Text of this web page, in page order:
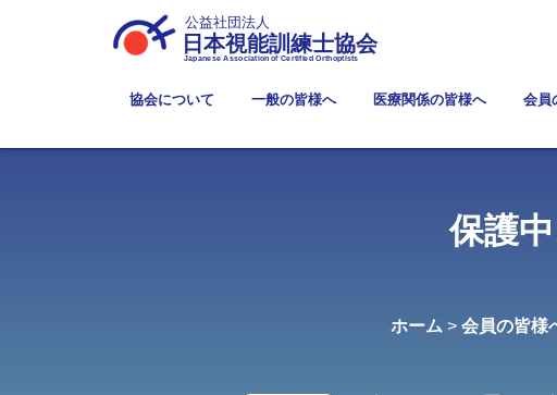
公益社団法人
日本視能訓練士協会
Japanese Association of Certified Orthoptists
協会について 一般の皆様へ 医療関係の皆様へ 会員
保護
ホーム > 会員の皆様